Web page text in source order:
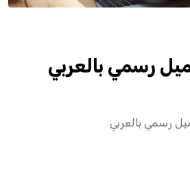
رسمي بالعربي
رسمي بالعربي